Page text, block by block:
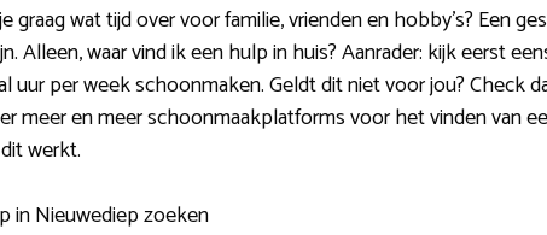
graag wat tijd over voor familie, vrienden en hobby’s? Een
Alleen, waar vind ik een hulp in huis? Aanrader: kijk eerst
uur per week schoonmaken. Geldt dit niet voor jou? Check
meer en meer schoonmaakplatforms voor het vinden van
werkt.
in Nieuwediep zoeken